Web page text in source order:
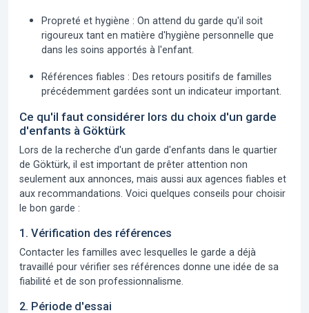
Propreté et hygiène : On attend du garde qu'il soit
rigoureux tant en matière d'hygiène personnelle que
dans les soins apportés à l'enfant.
Références fiables : Des retours positifs de familles
précédemment gardées sont un indicateur important.
Ce qu'il faut considérer lors du choix d'un garde
d'enfants à Göktürk
Lors de la recherche d'un garde d'enfants dans le quartier
de Göktürk, il est important de prêter attention non
seulement aux annonces, mais aussi aux agences fiables et
aux recommandations. Voici quelques conseils pour choisir
le bon garde :
1. Vérification des références
Contacter les familles avec lesquelles le garde a déjà
travaillé pour vérifier ses références donne une idée de sa
fiabilité et de son professionnalisme.
2. Période d'essai